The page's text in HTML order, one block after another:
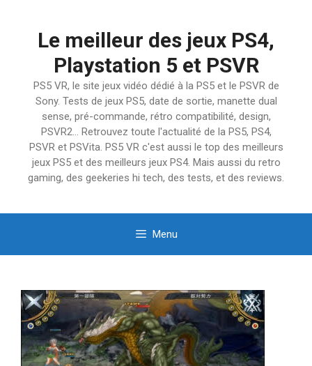
Le meilleur des jeux PS4,
Playstation 5 et PSVR
PS5 VR, le site jeux vidéo dédié à la PS5 et le PSVR de
Sony. Tests de jeux PS5, date de sortie, manette dual
sense, pré-commande, rétro compatibilité, design,
PSVR2… Retrouvez toute l'actualité de la PS5, PS4,
PSVR et PSVita. PS5 VR c'est aussi le top des meilleurs
jeux PS5 et des meilleurs jeux PS4. Mais aussi du retro
gaming, des geekeries hi tech, des tests, et des reviews.
Menu